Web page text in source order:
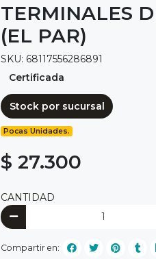
TERMINALES
(EL PAR)
SKU: 68117556286891
Certificada
Stock por sucursal
Pocas Unidades.
$ 27.300
CANTIDAD
Compartir en: